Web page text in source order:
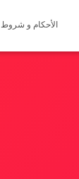
الأحكام و شروط